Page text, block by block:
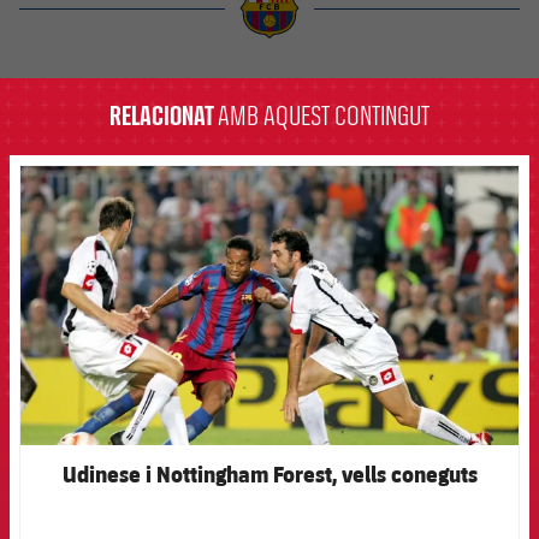
RELACIONATAMB AQUEST CONTINGUT
FCB Barcelona badge
Udinese i Nottingham Forest, vells coneguts